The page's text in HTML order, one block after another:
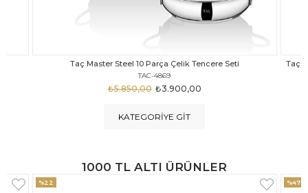
Taç Carabella Döküm Cam Kapak 7 Parça Tencere Seti Siyah
TAC-3817
₺3.250,00
₺4.350,00
KATEGORIYE GIT
1000 TL ALTI ÜRÜNLER
%47 %18